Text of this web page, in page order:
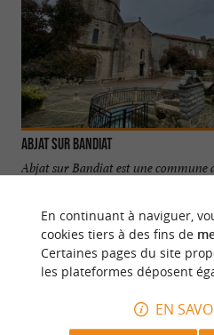
Abjat sur Bandiat
Abjat sur Bandiat est une commune
174 m - Abjat sur Bandiat
En continuant à naviguer,
cookies tiers à des fins de
Certaines pages du site
les plateformes déposent
EN